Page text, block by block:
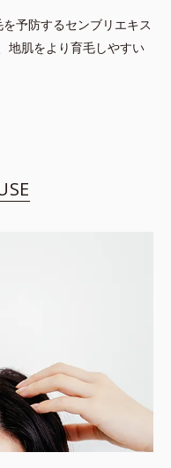
予防するセンブリエキス
地肌をより育毛しやすい